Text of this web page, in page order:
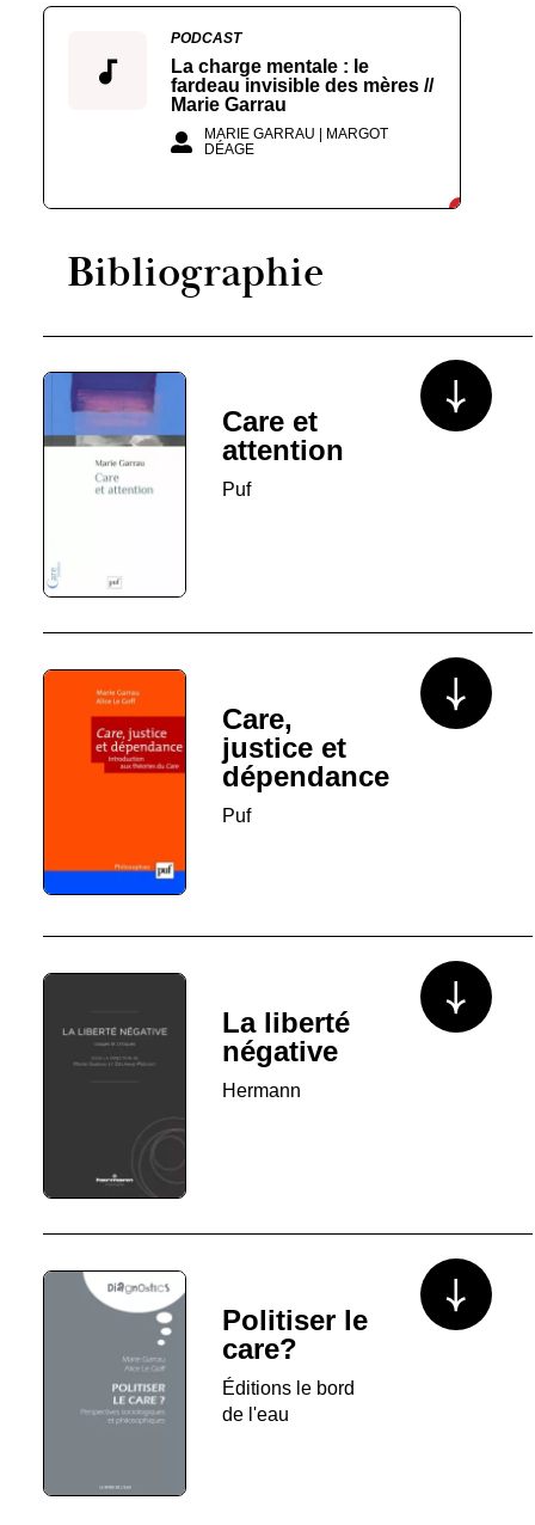
PODCAST
La charge mentale : le
fardeau invisible des mères //
Marie Garrau
MARIE GARRAU | MARGOT
DÉAGE
Bibliographie
Care et
attention
Puf
Voir plus/
Care,
justice et
dépendance
Puf
Voir plus/
La liberté
négative
Hermann
Voir plus/
Politiser le
care?
Éditions le bord
de l'eau
Voir plus/